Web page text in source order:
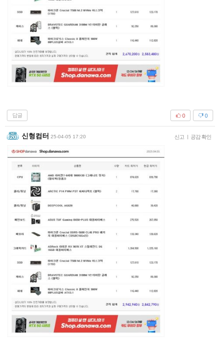
답글 0
0
신형컴터 25-04-05 17:20 신고 | 공감 확인